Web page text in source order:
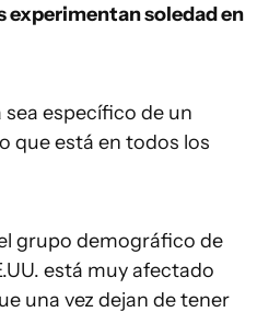
experimentan soledad en
específico de un
que está en todos los
grupo demográfico de
está muy afectado
una vez dejan de tener